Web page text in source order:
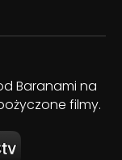
Baranami na
filmy.